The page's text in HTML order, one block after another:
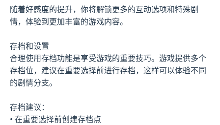
随着好感度的提升，你将解锁更多的互动选项和特殊剧
情，体验到更加丰富的游戏内容。
存档和设置
合理使用存档功能是享受游戏的重要技巧。游戏提供多个
存档位，建议在重要选择前进行存档，这样可以体验不同
的剧情分支。
存档建议：
• 在重要选择前创建存档点